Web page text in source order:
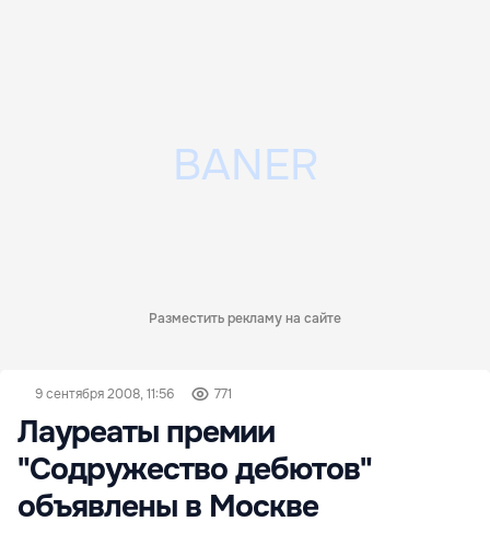
Разместить рекламу на сайте
9 сентября 2008, 11:56 771
Лауреаты премии
"Содружество дебютов"
объявлены в Москве